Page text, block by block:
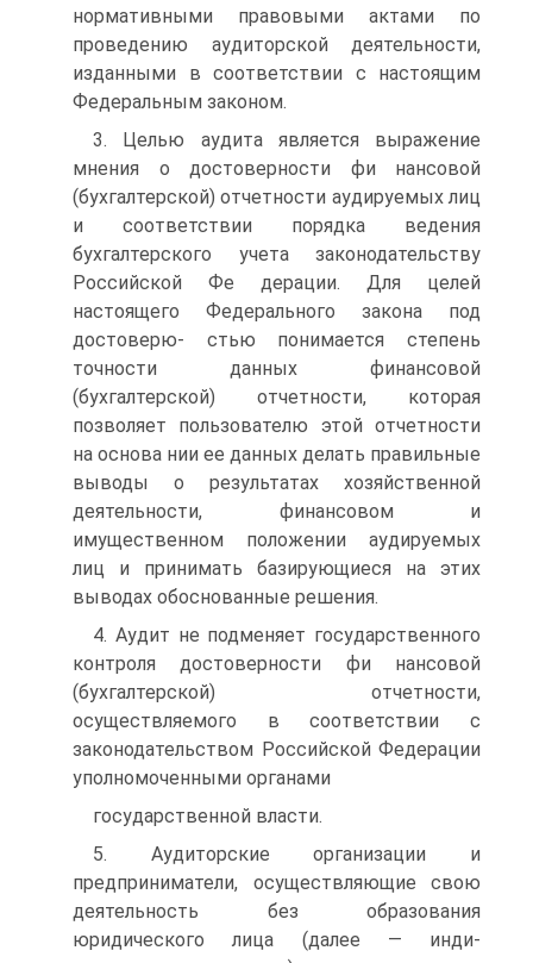
нормативными правовыми актами по
проведению аудиторской деятельности,
изданными в соответствии с настоящим
Федеральным законом.
3. Целью аудита является выражение
мнения о достоверности фи­ нансовой
(бухгалтерской) отчетности аудируемых лиц
и соответствии порядка ведения
бухгалтерского учета законодательству
Российской Фе­ дерации. Для целей
настоящего Федерального закона под
достоверю- стью понимается степень
точности данных финансовой
(бухгалтерской) отчетности, которая
позволяет пользователю этой отчетности
на основа­ нии ее данных делать правильные
выводы о результатах хозяйственной
деятельности, финансовом и
имущественном положении аудируемых
лиц и принимать базирующиеся на этих
выводах обоснованные решения.
4. Аудит не подменяет государственного
контроля достоверности фи­ нансовой
(бухгалтерской) отчетности,
осуществляемого в соответствии с
законодательством Российской Федерации
уполномоченными органами
государственной власти.
5. Аудиторские организации и
предприниматели, осуществляющие свою
деятельность без образования
юридического лица (далее — инди­